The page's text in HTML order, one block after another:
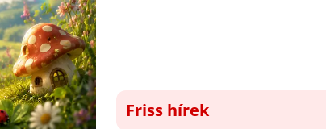
Friss hírek